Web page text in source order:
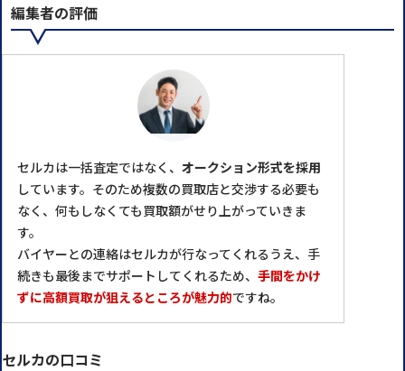
編集者の評価
セルカは一括査定ではなく、 オークション形式を採用
しています。そのため複数の買取店と交渉する必要も
なく、何もしなくても買取額がせり上がっていきま
す。
バイヤーとの連絡はセルカが⾏なってくれるうえ、⼿
続きも最後までサポートしてくれるため、 手間をかけ
ずに高額買取が狙えるところが魅力的ですね。
セルカの口コミ